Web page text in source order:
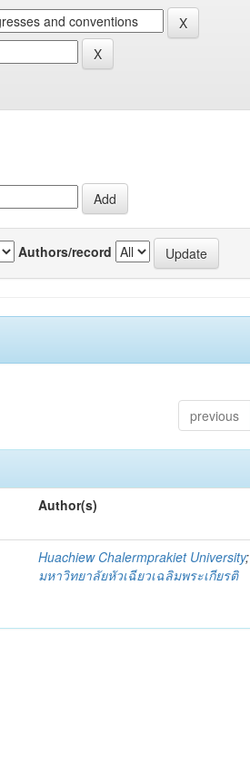
Authors/record
previous
Author(s)
Huachiew Chalermprakiet University;
มหาวิทยาลัยหัวเฉียวเฉลิมพระเกียรติ